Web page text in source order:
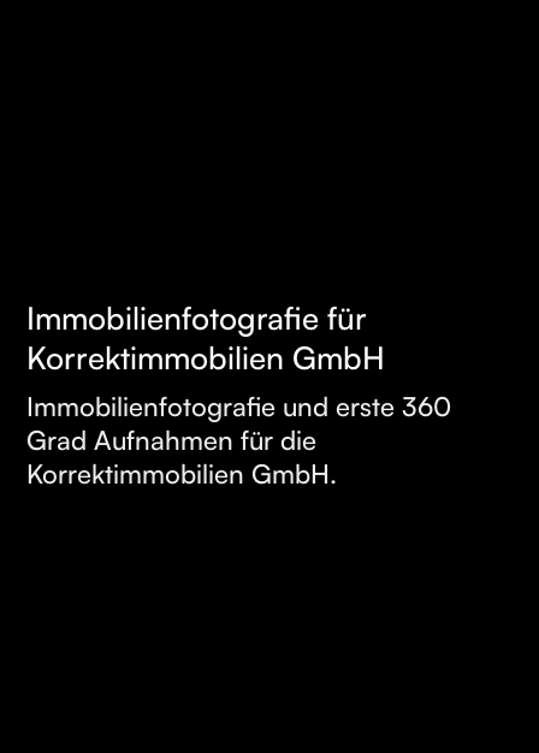
MEHR
ERFAHREN
Immobilienfotografie für
Korrektimmobilien GmbH
Immobilienfotografie und erste 360
Grad Aufnahmen für die
Korrektimmobilien GmbH.